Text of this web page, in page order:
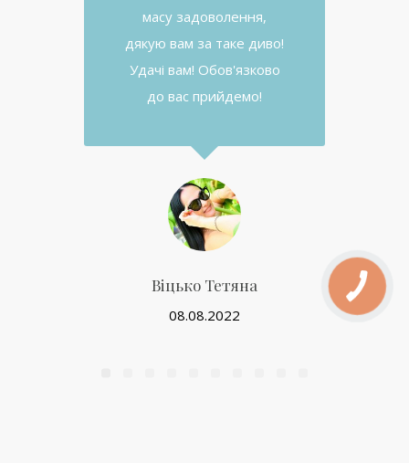
масу задоволення,
дякую вам за таке диво!
Удачі вам! Обов'язково
до вас прийдемо!
Віцько Тетяна
08.08.2022